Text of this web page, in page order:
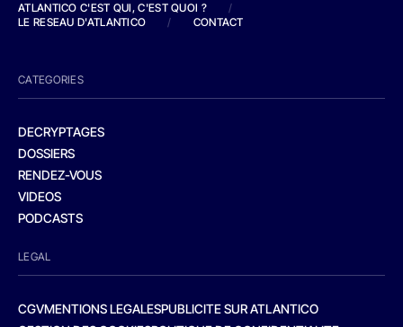
ATLANTICO C'EST QUI, C'EST QUOI ?
/
LE RESEAU D'ATLANTICO
/ CONTACT
CATEGORIES
DECRYPTAGES
DOSSIERS
RENDEZ-VOUS
VIDEOS
PODCASTS
LEGAL
CGVMENTIONS LEGALESPUBLICITE SUR ATLANTICO